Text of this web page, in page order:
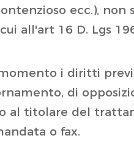
ecc.),
all'art 16 D. Lgs
i diritti
di
titolare del
o fax.